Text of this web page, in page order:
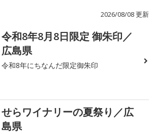
2026/08/08 更新
令和8年8月8日限定 御朱印／
広島県
令和8年にちなんだ限定御朱印
せらワイナリーの夏祭り／広
島県